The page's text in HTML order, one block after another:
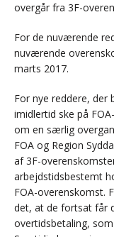
overgår fra 3F-
For de nuværende
nuværende
marts 2017.
For nye reddere, der
imidlertid ske på
om en særlig
FOA og Region
af 3F-
arbejdstidsbestemt
FOA-overenskomst.
det, at de fortsat får
overtidsbetaling,